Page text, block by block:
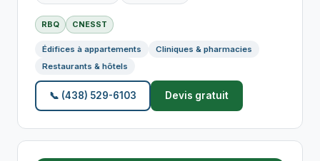
RBQ CNESST
Édifices à appartements
Cliniques & pharmacies
Restaurants & hôtels
📞 (438) 529-6103 Devis gratuit